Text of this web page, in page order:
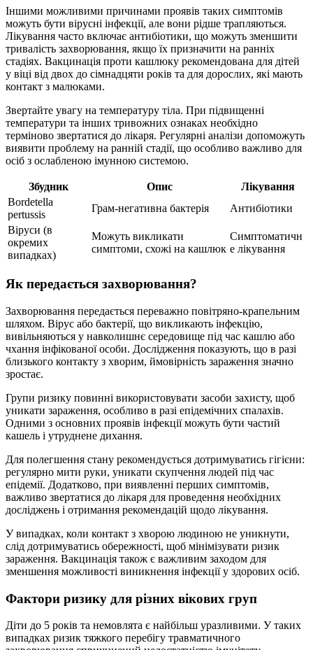
Іншими можливими причинами проявів таких симптомів
можуть бути вірусні інфекції, але вони рідше трапляються.
Лікування часто включає антибіотики, що можуть зменшити
тривалість захворювання, якщо їх призначити на ранніх
стадіях. Вакцинація проти кашлюку рекомендована для дітей
у віці від двох до сімнадцяти років та для дорослих, які мають
контакт з малюками.
Звертайте увагу на температуру тіла. При підвищенні
температури та інших тривожних ознаках необхідно
терміново звертатися до лікаря. Регулярні аналізи допоможуть
виявити проблему на ранній стадії, що особливо важливо для
осіб з ослабленою імунною системою.
Збудник Опис
Лікування
Bordetella
pertussis
Грам-негативна бактерія
Антибіотики
Віруси (в
окремих
випадках)
Можуть викликати
симптоми, схожі на кашлюк
Симптоматичн
е лікування
Як передається захворювання?
Захворювання передається переважно повітряно-крапельним
шляхом. Вірус або бактерії, що викликають інфекцію,
вивільняються у навколишнє середовище під час кашлю або
чхання інфікованої особи. Дослідження показують, що в разі
близького контакту з хворим, ймовірність зараження значно
зростає.
Групи ризику повинні використовувати засоби захисту, щоб
уникати зараження, особливо в разі епідемічних спалахів.
Одними з основних проявів інфекції можуть бути частий
кашель і утруднене дихання.
Для полегшення стану рекомендується дотримуватись гігієни:
регулярно мити руки, уникати скупчення людей під час
епідемії. Додатково, при виявленні перших симптомів,
важливо звертатися до лікаря для проведення необхідних
досліджень і отримання рекомендацій щодо лікування.
У випадках, коли контакт з хворою людиною не уникнути,
слід дотримуватись обережності, щоб мінімізувати ризик
зараження. Вакцинація також є важливим заходом для
зменшення можливості виникнення інфекції у здорових осіб.
Фактори ризику для різних вікових груп
Діти до 5 років та немовлята є найбільш уразливими. У таких
випадках ризик тяжкого перебігу травматичного